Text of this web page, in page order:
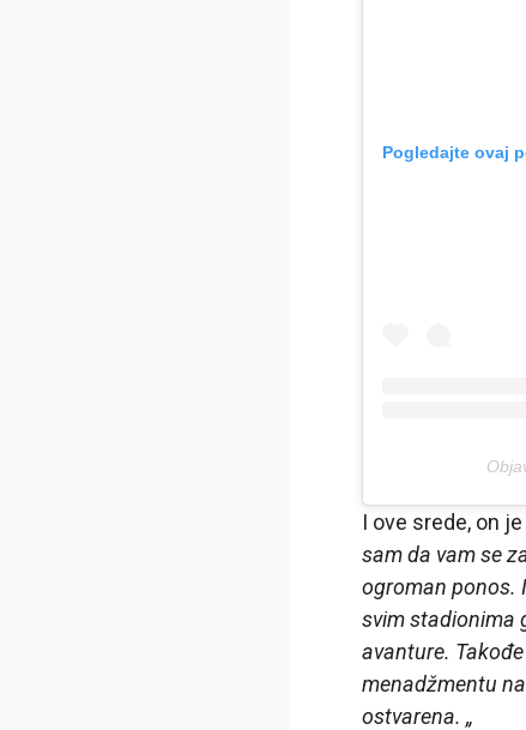
Pogledajte ovaj
I ove srede, on
sam da vam se
ogroman ponos.
svim stadionima
avanture.
menadžmentu
ostvarena. „